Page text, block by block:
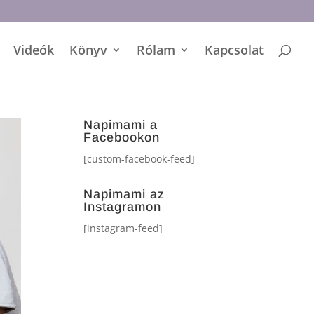
Videók Könyv Rólam Kapcsolat
Napimami a
Facebookon
[custom-facebook-feed]
Napimami az
Instagramon
[instagram-feed]